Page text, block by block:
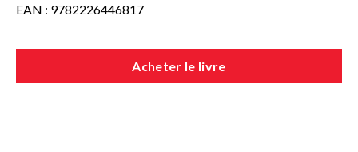
EAN : 9782226446817
Acheter le livre